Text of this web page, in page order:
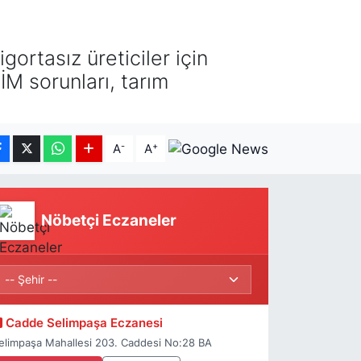
üreticiler için
sorunları, tarım
A- A+
Nöbetçi Eczaneler
Cadde Selimpaşa Eczanesi
Mahallesi 203. Caddesi No:28 BA